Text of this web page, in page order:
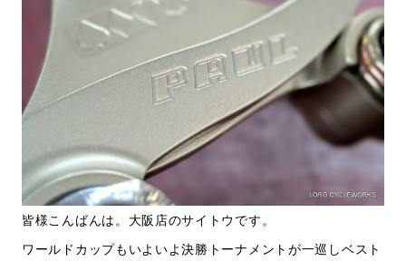
皆様こんばんは。大阪店のサイトウです。
ワールドカップもいよいよ決勝トーナメントが一巡しベスト